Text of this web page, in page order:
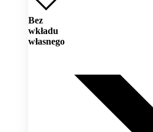
Bez
wkładu
własnego